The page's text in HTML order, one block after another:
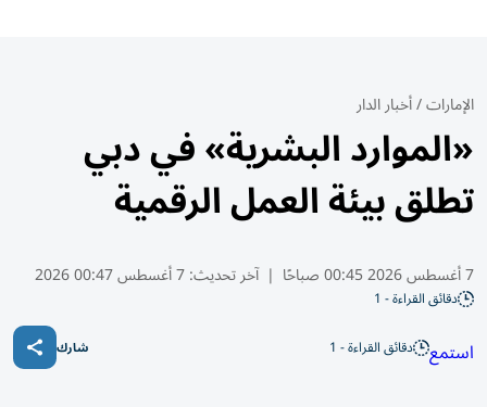
الإمارات/أخبار الدار
«الموارد البشرية» في دبي
تطلق بيئة العمل الرقمية
7 أغسطس 2026 00:45 صباحًا | آخر تحديث:7 أغسطس 00:47 2026
دقائق القراءة - 1
استمع دقائق القراءة - 1 شارك